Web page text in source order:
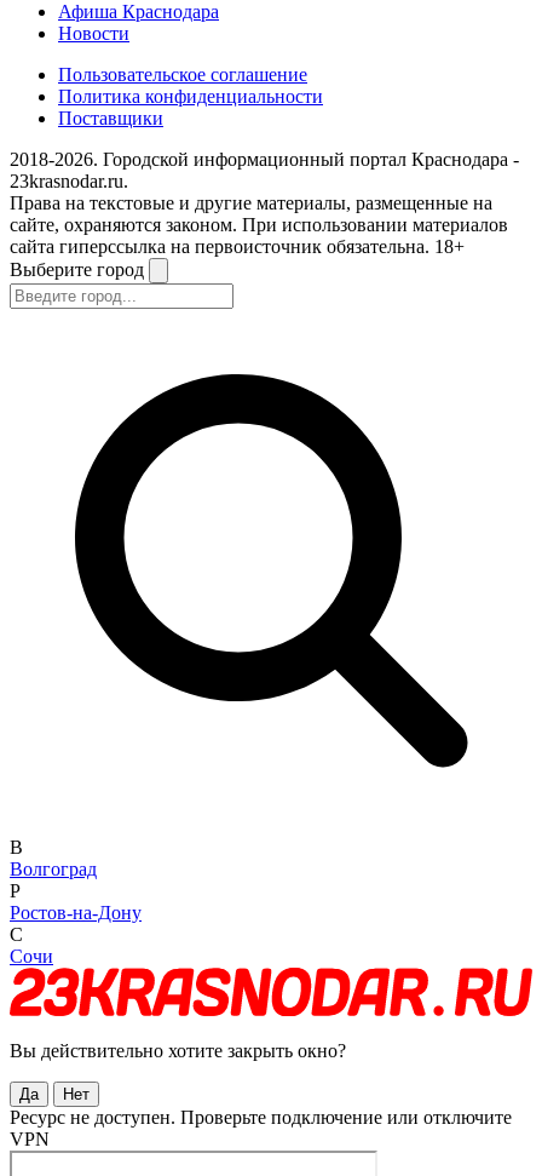
Афиша Краснодара
Новости
Пользовательское соглашение
Политика конфиденциальности
Поставщики
2018-2026. Городской информационный портал Краснодара -
23krasnodar.ru.
Права на текстовые и другие материалы, размещенные на
сайте, охраняются законом. При использовании материалов
сайта гиперссылка на первоисточник обязательна. 18+
Выберите город
В
Волгоград
Р
Ростов-на-Дону
С
Сочи
Вы действительно хотите закрыть окно?
Да Нет
Ресурс не доступен. Проверьте подключение или отключите
VPN